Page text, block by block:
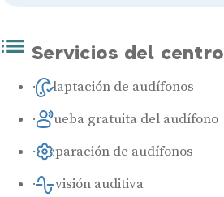
Servicios del centro
Adaptación de audífonos
Prueba gratuita del audífono
Reparación de audífonos
Revisión auditiva